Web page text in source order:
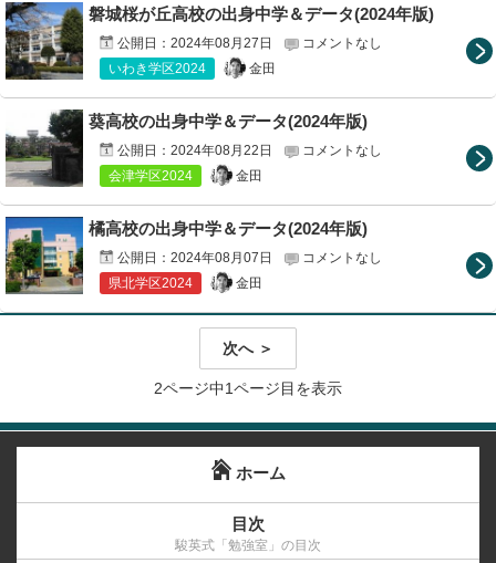
磐城桜が丘高校の出身中学＆データ(2024年版)
公開日： 2024年08月27日
コメントなし
いわき学区2024
金田
葵高校の出身中学＆データ(2024年版)
公開日： 2024年08月22日
コメントなし
会津学区2024
金田
橘高校の出身中学＆データ(2024年版)
公開日： 2024年08月07日
コメントなし
県北学区2024
金田
次へ ＞
2ページ中1ページ目を表示
ホーム
目次
駿英式「勉強室」の目次